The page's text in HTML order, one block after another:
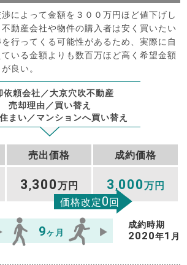
によって金額を３００万円ほど値下げし
動産会社や物件の購入者は安く買いたい
行ってくる可能性があるため、実際に自
いる金額よりも数百万ほど高く希望金額
良い。
依頼会社／大京穴吹不動産
売却理由／買い替え
まい／マンションへ買い替え
売出価格 成約価格
3 ,300万円 3 ,000万円
価格改定0回
9ヶ月
成約時期
2020年1 月